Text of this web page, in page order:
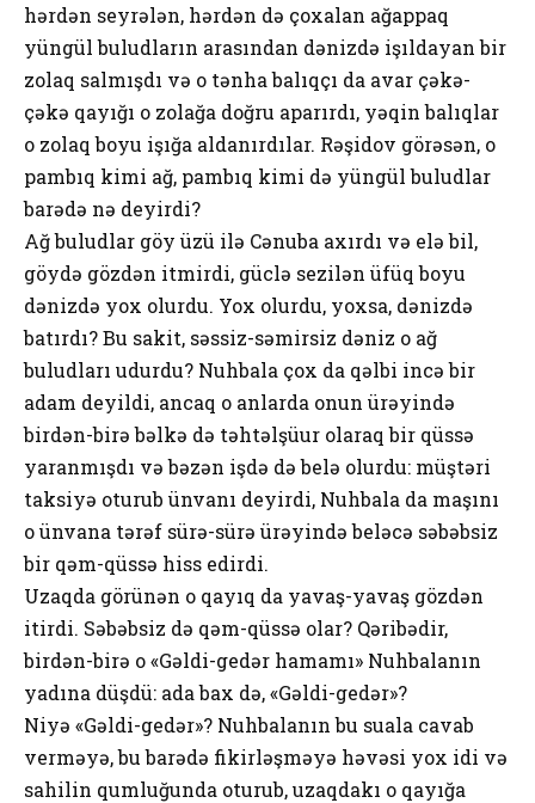
hərdən seyrələn, hərdən də çoxalan ağappaq
yüngül buludların arasından dənizdə işıldayan bir
zolaq salmışdı və o tənha balıqçı da avar çəkə-
çəkə qayığı o zolağa doğru aparırdı, yəqin balıqlar
o zolaq boyu işığa aldanırdılar. Rəşidov görəsən, o
pambıq kimi ağ, pambıq kimi də yüngül buludlar
barədə nə deyirdi?
Ağ buludlar göy üzü ilə Cənuba axırdı və elə bil,
göydə gözdən itmirdi, güclə sezilən üfüq boyu
dənizdə yox olurdu. Yox olurdu, yoxsa, dənizdə
batırdı? Bu sakit, səssiz-səmirsiz dəniz o ağ
buludları udurdu? Nuhbala çox da qəlbi incə bir
adam deyildi, ancaq o anlarda onun ürəyində
birdən-birə bəlkə də təhtəlşüur olaraq bir qüssə
yaranmışdı və bəzən işdə də belə olurdu: müştəri
taksiyə oturub ünvanı deyirdi, Nuhbala da maşını
o ünvana tərəf sürə-sürə ürəyində beləcə səbəbsiz
bir qəm-qüssə hiss edirdi.
Uzaqda görünən o qayıq da yavaş-yavaş gözdən
itirdi. Səbəbsiz də qəm-qüssə olar? Qəribədir,
birdən-birə o «Gəldi-gedər hamamı» Nuhbalanın
yadına düşdü: ada bax də, «Gəldi-gedər»?
Niyə «Gəldi-gedər»? Nuhbalanın bu suala cavab
verməyə, bu barədə fikirləşməyə həvəsi yox idi və
sahilin qumluğunda oturub, uzaqdakı o qayığa